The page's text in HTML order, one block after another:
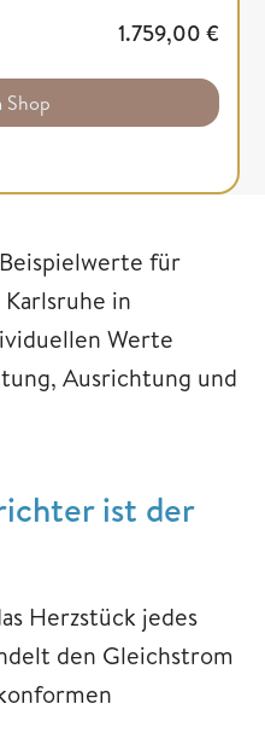
1.759,00 €
Shop
für
in
Werte
Ausrichtung und
ist der
Herzstück jedes
den Gleichstrom